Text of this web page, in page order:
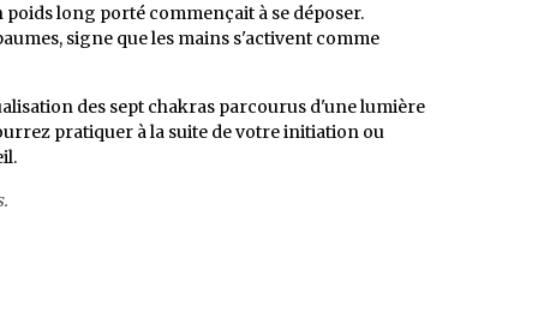
long porté commençait à se déposer.
signe que les mains s'activent comme
des sept chakras parcourus d'une lumière
pratiquer à la suite de votre initiation ou